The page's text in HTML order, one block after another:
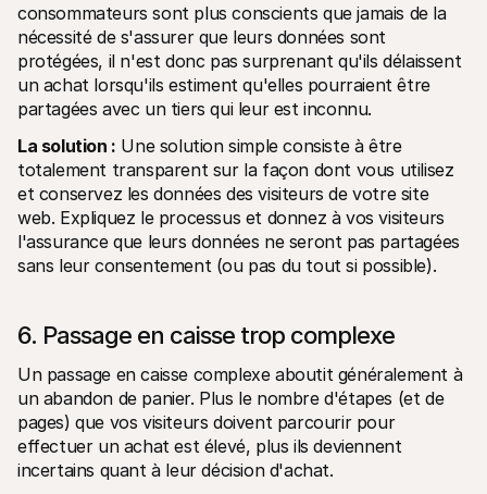
consommateurs sont plus conscients que jamais de la
nécessité de s'assurer que leurs données sont
protégées, il n'est donc pas surprenant qu'ils délaissent
un achat lorsqu'ils estiment qu'elles pourraient être
partagées avec un tiers qui leur est inconnu.
La solution : Une solution simple consiste à être
totalement transparent sur la façon dont vous utilisez
et conservez les données des visiteurs de votre site
web. Expliquez le processus et donnez à vos visiteurs
l'assurance que leurs données ne seront pas partagées
sans leur consentement (ou pas du tout si possible).
6. Passage en caisse trop complexe
Un passage en caisse complexe aboutit généralement à
un abandon de panier. Plus le nombre d'étapes (et de
pages) que vos visiteurs doivent parcourir pour
effectuer un achat est élevé, plus ils deviennent
incertains quant à leur décision d'achat.